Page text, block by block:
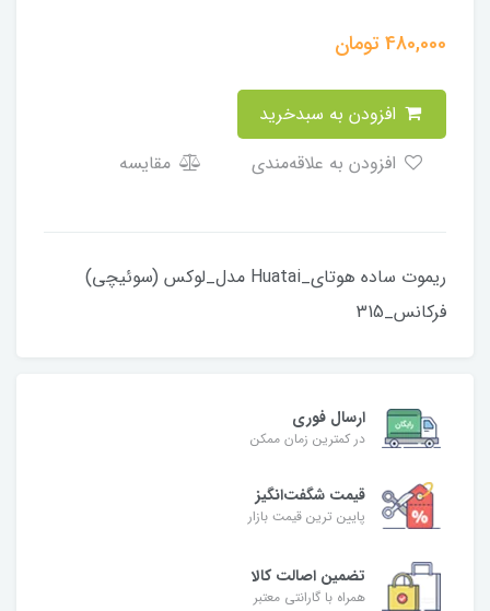
480,000تومان
مقایسه
ریموت ساده هوتای_Huatai مدل_لوکس (سوئیچی)
فرکانس_315
ارسال فوری
در کمترین زمان ممکن
قیمت شگفت‌انگیز
پایین ترین قیمت بازار
تضمین اصالت کالا
همراه با گارانتی معتبر